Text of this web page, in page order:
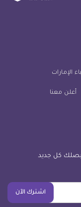
الإمارات
أعلن معنا
ليصلك كل جديد
اشترك الآن